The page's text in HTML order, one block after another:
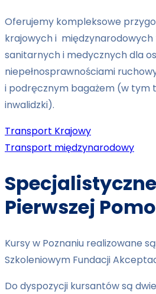
Oferujemy kompleksowe
krajowych i
sanitarnych i medycznych dla
niepełnosprawnościami
i podręcznym bagażem (w tym
inwalidzki).
Transport Krajowy
Transport międzynarodowy
Pierwszej
Kursy w Poznaniu realizowane
Szkoleniowym Fundacji
Do dyspozycji kursantów są